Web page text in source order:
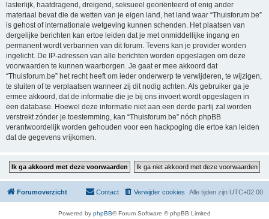
lasterlijk, haatdragend, dreigend, seksueel georiënteerd of enig ander
materiaal bevat die de wetten van je eigen land, het land waar “Thuisforum.be”
is gehost of internationale wetgeving kunnen schenden. Het plaatsen van
dergelijke berichten kan ertoe leiden dat je met onmiddellijke ingang en
permanent wordt verbannen van dit forum. Tevens kan je provider worden
ingelicht. De IP-adressen van alle berichten worden opgeslagen om deze
voorwaarden te kunnen waarborgen. Je gaat er mee akkoord dat
“Thuisforum.be” het recht heeft om ieder onderwerp te verwijderen, te wijzigen,
te sluiten of te verplaatsen wanneer zij dit nodig achten. Als gebruiker ga je
ermee akkoord, dat de informatie die je bij ons invoert wordt opgeslagen in
een database. Hoewel deze informatie niet aan een derde partij zal worden
verstrekt zónder je toestemming, kan “Thuisforum.be” nóch phpBB
verantwoordelijk worden gehouden voor een hackpoging die ertoe kan leiden
dat de gegevens vrijkomen.
Forumoverzicht Alle tijden zijn UTC+02:00
Verwijder cookies
Contact
Powered by phpBB® Forum Software © phpBB Limited